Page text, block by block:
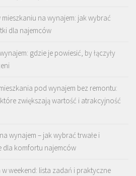
na wynajem: jak wybrać
dla najemców
gdzie je powiesić, by łączyły
pod wynajem bez remontu:
zwiększają wartość i atrakcyjność
wynajem – jak wybrać trwałe i
dla komfortu najemców
w weekend: lista zadań i praktyczne